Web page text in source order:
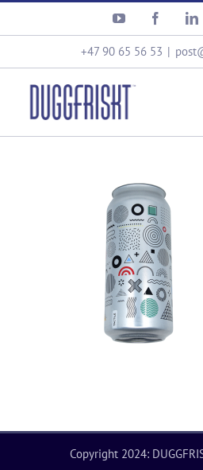
to
YouTube Facebook
+47 90 65 56 53 |
Copyright 2024: